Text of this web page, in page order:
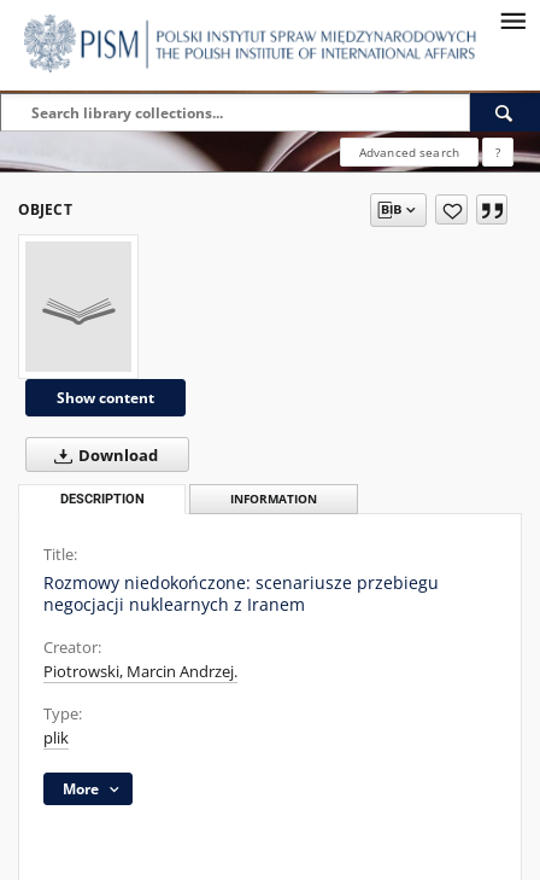
Advanced search ?
OBJECT
Show content
Download
DESCRIPTION INFORMATION
Title:
Rozmowy niedokończone: scenariusze przebiegu
negocjacji nuklearnych z Iranem
Creator:
Piotrowski, Marcin Andrzej.
Type:
plik
More